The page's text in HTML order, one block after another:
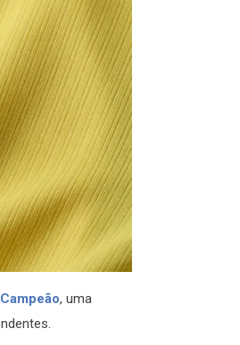
, uma